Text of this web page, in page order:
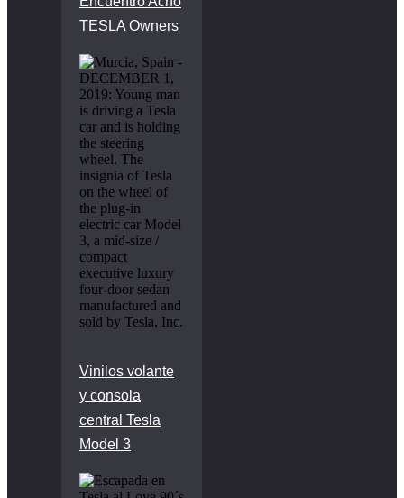
TESLA Owners
Vinilos volante
y consola
central Tesla
Model 3